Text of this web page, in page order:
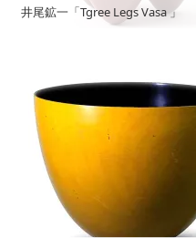
井尾鉱一「Tgree Legs Vasa 」